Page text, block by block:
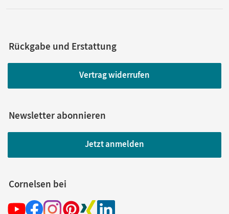
Rückgabe und Erstattung
Vertrag widerrufen
Newsletter abonnieren
Jetzt anmelden
Cornelsen bei